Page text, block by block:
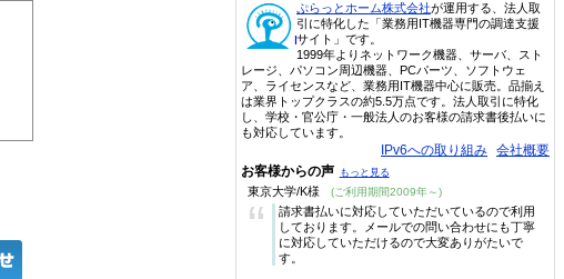
ぷらっとホーム株式会社が運用する、法人取
引に特化した「業務用IT機器専門の調達支援
サイト」です。
1999年よりネットワーク機器、サーバ、スト
レージ、パソコン周辺機器、PCパーツ、ソフトウェ
ア、ライセンスなど、業務用IT機器中心に販売。品揃え
は業界トップクラスの約5.5万点です。法人取引に特化
し、学校・官公庁・一般法人のお客様の請求書後払いに
も対応しています。
IPv6への取り組み 会社概要
お客様からの声 もっと見る
東京大学/K様 (ご利用期間2009年～)
“
請求書払いに対応していただいているので利用
しております。メールでの問い合わせにも丁寧
に対応していただけるので大変ありがたいで
す。